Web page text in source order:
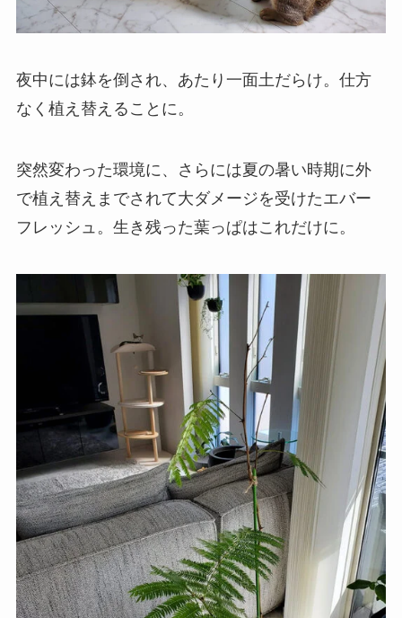
夜中には鉢を倒され、あたり一面土だらけ。仕方
なく植え替えることに。
突然変わった環境に、さらには夏の暑い時期に外
で植え替えまでされて大ダメージを受けたエバー
フレッシュ。生き残った葉っぱはこれだけに。